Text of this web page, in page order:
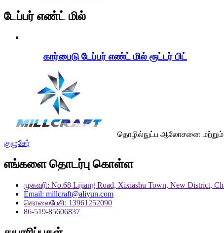
டேப்பர் எண்ட் மில்
கார்பைடு டேப்பர் எண்ட் மில் ரூட்டர் பிட்
தொழில்நுட்ப ஆலோசனை மற்றும்
குழுசேர்
எங்களை தொடர்பு கொள்ள
முகவரி: No.68 Lijiang Road, Xixiashu Town, New District,
Email: millcraft@aliyun.com
தொலைபேசி: 13961252090
86-519-85606837